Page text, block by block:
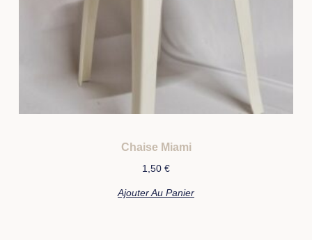
Chaise Miami
1,50 €
Ajouter Au Panier